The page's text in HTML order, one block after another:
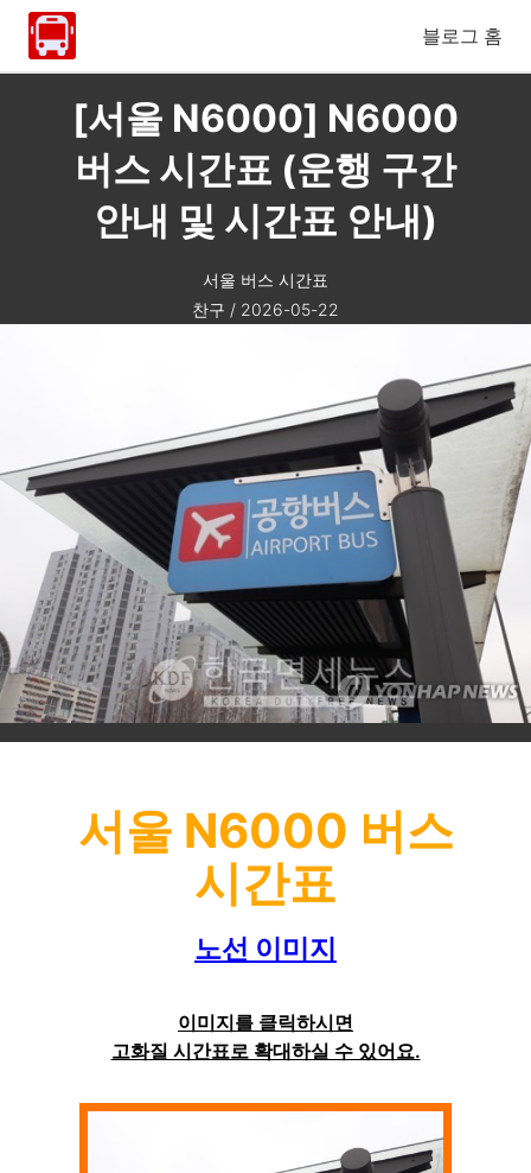
블로그 홈
[서울 N6000] N6000
버스 시간표 (운행 구간
안내 및 시간표 안내)
서울 버스 시간표
찬구 / 2026-05-22
서울 N6000 버스
시간표
노선 이미지
이미지를 클릭하시면
고화질 시간표로 확대하실 수 있어요.